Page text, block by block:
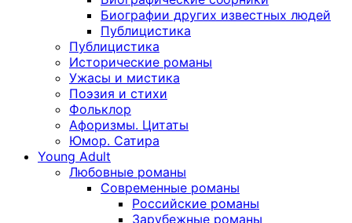
Биографии других известных людей
Публицистика
Публицистика
Исторические романы
Ужасы и мистика
Поэзия и стихи
Фольклор
Афоризмы. Цитаты
Юмор. Сатира
Young Adult
Любовные романы
Современные романы
Российские романы
Зарубежные романы